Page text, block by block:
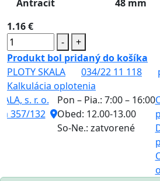
Antracit 48 mm
1.16 €
-
+
Produkt bol pridaný do košíka
PLOTY SKALA
034/22 11 118
Kalkulácia oplotenia
s. r. o.
357/132
Pon – Pia.: 7:00 – 16:00
Obed: 12.00-13.00
So-Ne.: zatvorené